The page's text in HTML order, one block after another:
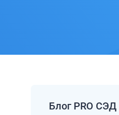
Блог PRO СЭД